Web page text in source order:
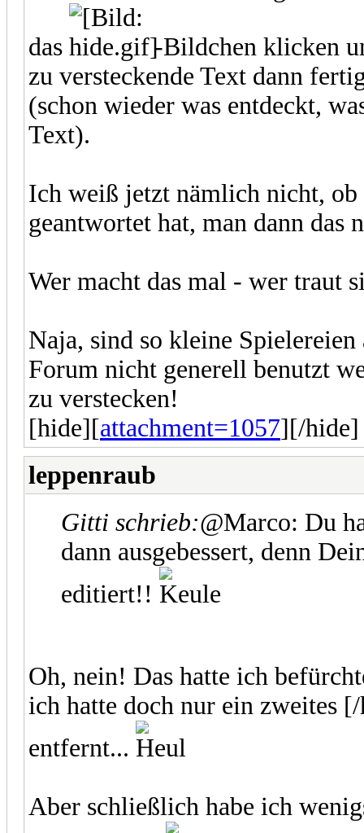
das
-Bildchen klicken
zu versteckende Text dann
(schon wieder was entdeckt,
Text).
Ich weiß jetzt nämlich nicht, ob
geantwortet hat, man dann das
Wer macht das mal - wer traut
Naja, sind so kleine
Forum nicht generell benutzt
zu verstecken!
[hide][attachment=1057][/hide]
leppenraub
Gitti schrieb:@Marco: Du
dann ausgebessert, denn
editiert!!
Oh, nein! Das hatte ich
ich hatte doch nur ein zweites
entfernt...
Aber schließlich habe ich